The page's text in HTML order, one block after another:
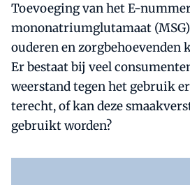
Toevoeging van het E-
mononatriumglutamaat
ouderen en zorgbehoevenden
Er bestaat bij veel
weerstand tegen het gebruik
terecht, of kan deze
gebruikt worden?